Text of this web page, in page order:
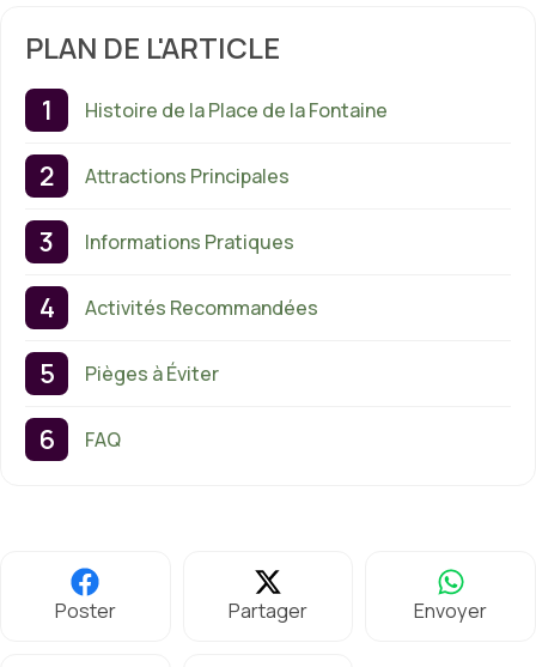
PLAN DE L'ARTICLE
Histoire de la Place de la Fontaine
Attractions Principales
Informations Pratiques
Activités Recommandées
Pièges à Éviter
FAQ
Poster Partager Envoyer